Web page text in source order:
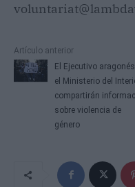
Artículo anterior
El Ejecutivo
el Ministerio del
compartirán
sobre violencia de
género